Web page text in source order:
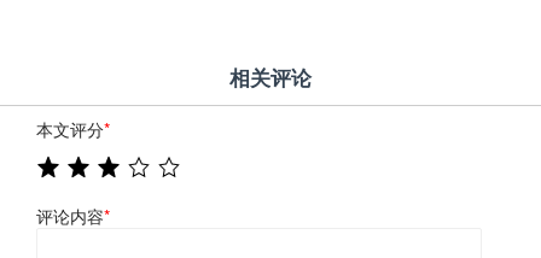
相关评论
本文评分*
评论内容*